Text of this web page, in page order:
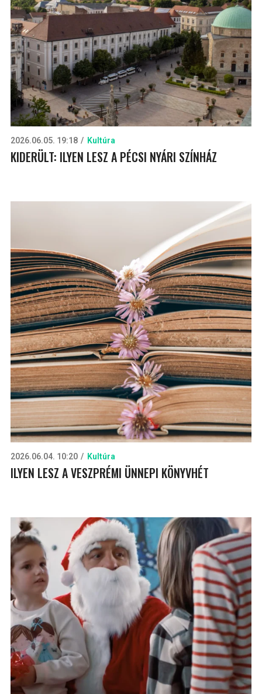
2026.06.05. 19:18 Kultúra
KIDERÜLT: ILYEN LESZ A PÉCSI NYÁRI SZÍNHÁZ
2026.06.04. 10:20 Kultúra
ILYEN LESZ A VESZPRÉMI ÜNNEPI KÖNYVHÉT